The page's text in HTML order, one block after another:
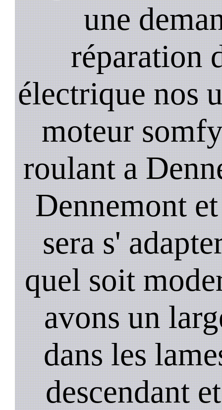
une
réparation
électrique nos
moteur
roulant a
Dennemont
sera s'
quel soit
avons un
dans les
descendant